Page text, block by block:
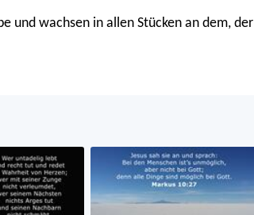
und wachsen in allen Stücken an dem, der